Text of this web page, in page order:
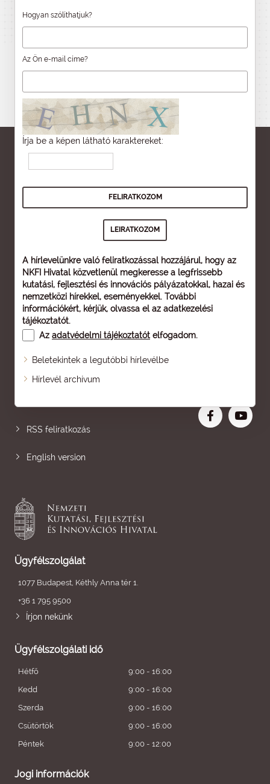
Hogyan szólíthatjuk?
Az Ön e-mail címe?
Írja be a képen látható karaktereket:
A hírlevelünkre való feliratkozással hozzájárul, hogy az
NKFI Hivatal közvetlenül megkeresse a legfrissebb
kutatási, fejlesztési és innovációs pályázatokkal, hazai és
nemzetközi hírekkel, eseményekkel. További
információkért, kérjük, olvassa el az adatkezelési
tájékoztatót.
Az adatvédelmi tájékoztatót elfogadom.
Beletekintek a legutóbbi hírlevélbe
Hírlevél archívum
Oldaltérkép
RSS feliratkozás
English version
Ügyfélszolgálat
1077 Budapest, Kéthly Anna tér 1.
+36 1 795 9500
Írjon nekünk
Ügyfélszolgálati idő
Hétfő
9:00 - 16:00
Kedd
9:00 - 16:00
Szerda
9:00 - 16:00
Csütörtök
9:00 - 16:00
Péntek
9:00 - 12:00
Jogi információk